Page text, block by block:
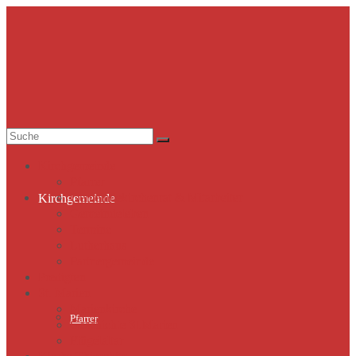
Kirchgemeinde
Pfarrer
Suche
Gemeindekirchenrat & Mitarbeiter
Geschichte St.Marien